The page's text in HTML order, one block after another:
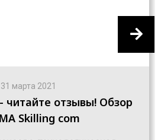
31 марта 2021
читайте отзывы! Обзор
Skilling com